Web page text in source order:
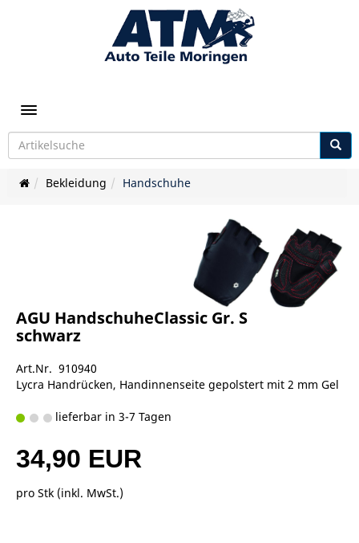
Toggle navigation
Bekleidung Handschuhe
AGU HandschuheClassic Gr. S
schwarz
Art.Nr. 910940
Lycra Handrücken, Handinnenseite gepolstert mit 2 mm Gel
lieferbar in 3-7 Tagen
34,90 EUR
pro Stk (inkl. MwSt.)